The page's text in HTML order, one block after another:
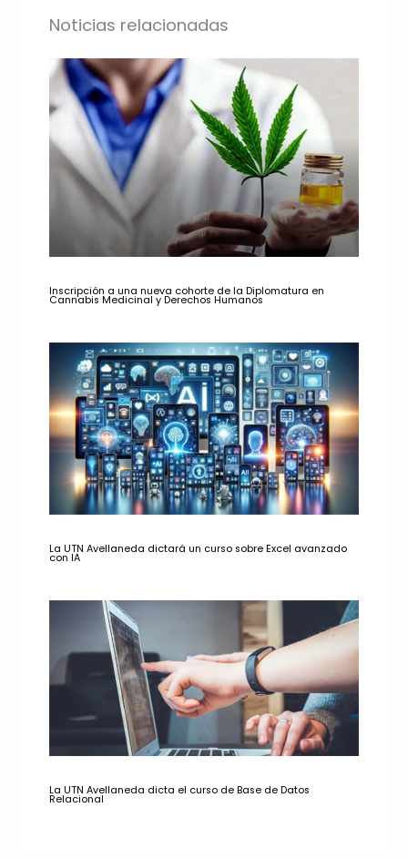
Noticias relacionadas
Inscripción a una nueva cohorte de la Diplomatura en
Cannabis Medicinal y Derechos Humanos
La UTN Avellaneda dictará un curso sobre Excel avanzado
con IA
La UTN Avellaneda dicta el curso de Base de Datos
Relacional